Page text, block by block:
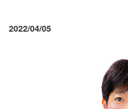
2022/04/05